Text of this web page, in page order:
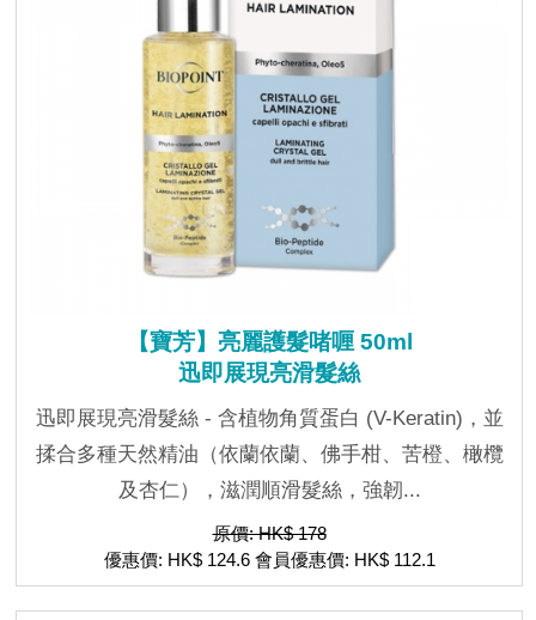
【寶芳】亮麗護髮啫喱 50ml
迅即展現亮滑髮絲
迅即展現亮滑髮絲 - 含植物角質蛋白 (V-Keratin)，並
揉合多種天然精油（依蘭依蘭、佛手柑、苦橙、橄欖
及杏仁），滋潤順滑髮絲，強韌...
原價: HK$ 178
優惠價: HK$ 124.6 會員優惠價: HK$ 112.1